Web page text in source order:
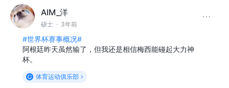
AIM_洋
硕士 · 3年前
#世界杯赛事概况#
阿根廷昨天虽然输了，但我还是相信梅西能碰起大力神
杯。
体育运动俱乐部